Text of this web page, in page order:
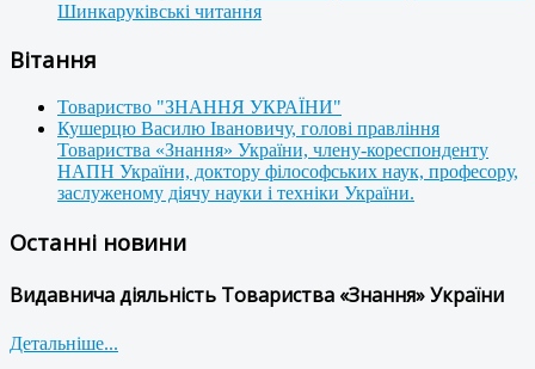
Шинкаруківські читання
Вітання
Товариство "ЗНАННЯ УКРАЇНИ"
Кушерцю Василю Івановичу, голові правління
Товариства «Знання» України, члену-кореспонденту
НАПН України, доктору філософських наук, професору,
заслуженому діячу науки і техніки України.
Останні новини
Видавнича діяльність Товариства «Знання» України
Детальніше...